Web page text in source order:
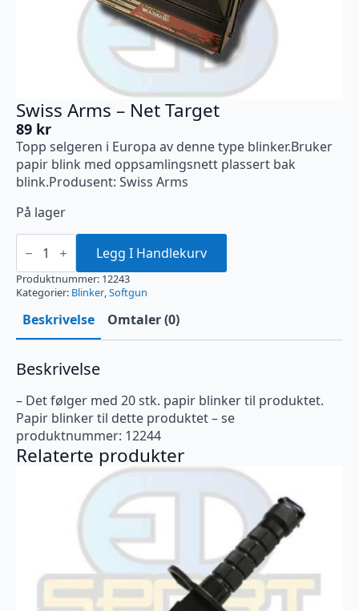
Swiss Arms – Net Target
89 kr
Topp selgeren i Europa av denne type blinker.Bruker
papir blink med oppsamlingsnett plassert bak
blink.Produsent: Swiss Arms
På lager
Swiss
Arms
Net
Target
antall
Legg I Handlekurv
Produktnummer: 12243
Kategorier: Blinker,Softgun
Beskrivelse Omtaler (0)
Beskrivelse
– Det følger med 20 stk. papir blinker til produktet.
Papir blinker til dette produktet – se
produktnummer: 12244
Relaterte produkter